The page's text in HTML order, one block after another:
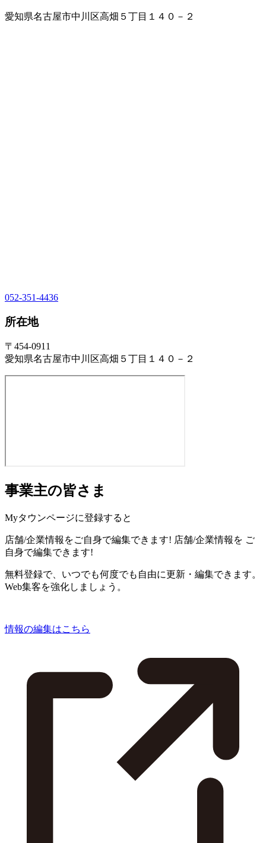
愛知県名古屋市中川区高畑５丁目１４０－２
052-351-4436
所在地
〒454-0911
愛知県名古屋市中川区高畑５丁目１４０－２
事業主の皆さま
Myタウンページに登録すると
店舗/企業情報をご自身で編集できます! 店舗/企業情報を ご
自身で編集できます!
無料登録で、いつでも何度でも自由に更新・編集できます。
Web集客を強化しましょう。
情報の編集はこちら